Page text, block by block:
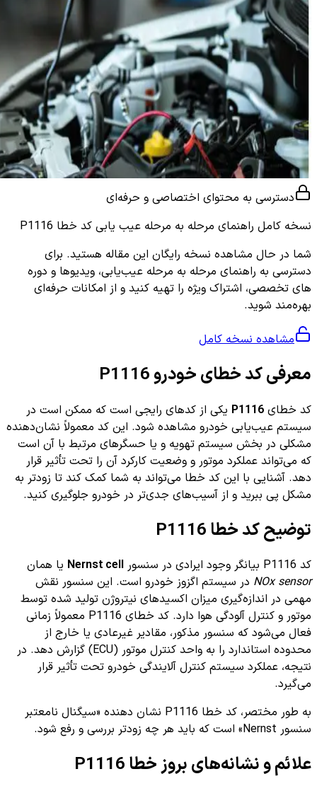
دسترسی به محتوای اختصاصی و حرفه‌ای
نسخه کامل راهنمای مرحله به مرحله عیب یابی کد خطا P1116
شما در حال مشاهده نسخه رایگان این مقاله هستید. برای
دسترسی به راهنمای مرحله به مرحله عیب‌یابی، ویدیوها و دوره
های تخصصی، اشتراک ویژه را تهیه کنید و از امکانات حرفه‌ای
بهره‌مند شوید.
مشاهده نسخه کامل
معرفی کد خطای خودرو P1116
کد خطای P1116 یکی از کدهای رایجی است که ممکن است در
سیستم عیب‌یابی خودرو مشاهده شود. این کد معمولاً نشان‌دهنده
مشکلی در بخش سیستم تهویه و یا حسگرهای مرتبط با آن است
که می‌تواند عملکرد موتور و وضعیت کارکرد آن را تحت تأثیر قرار
دهد. آشنایی با این کد خطا می‌تواند به شما کمک کند تا زودتر به
مشکل پی ببرید و از آسیب‌های جدی‌تر در خودرو جلوگیری کنید.
توضیح کد خطا P1116
کد P1116 بیانگر وجود ایرادی در سنسور Nernst cell یا همان
NOx sensor در سیستم اگزوز خودرو است. این سنسور نقش
مهمی در اندازه‌گیری میزان اکسیدهای نیتروژن تولید شده توسط
موتور و کنترل آلودگی هوا دارد. کد خطای P1116 معمولاً زمانی
فعال می‌شود که سنسور مذکور، مقادیر غیرعادی یا خارج از
محدوده استاندارد را به واحد کنترل موتور (ECU) گزارش دهد. در
نتیجه، عملکرد سیستم کنترل آلایندگی خودرو تحت تأثیر قرار
می‌گیرد.
به طور مختصر، کد خطا P1116 نشان دهنده «سیگنال نامعتبر
سنسور Nernst» است که باید هر چه زودتر بررسی و رفع شود.
علائم و نشانه‌های بروز خطا P1116